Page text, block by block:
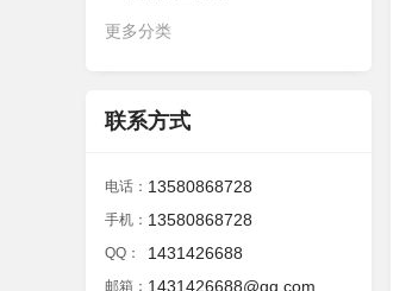
更多分类
联系方式
电话： 13580868728
手机： 13580868728
QQ： 1431426688
邮箱： 1431426688@qq.com